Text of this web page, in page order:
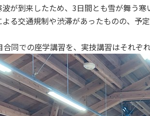
が到来したため、3日間とも雪が舞う寒
る交通規制や渋滞があったものの、予
合同での座学講習を、実技講習はそれぞ